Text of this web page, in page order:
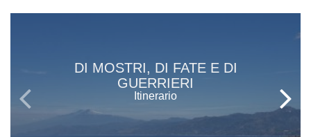
DI MOSTRI, DI FATE E DI
GUERRIERI
Itinerario